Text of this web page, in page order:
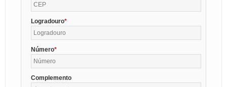
Logradouro
Número
Complemento